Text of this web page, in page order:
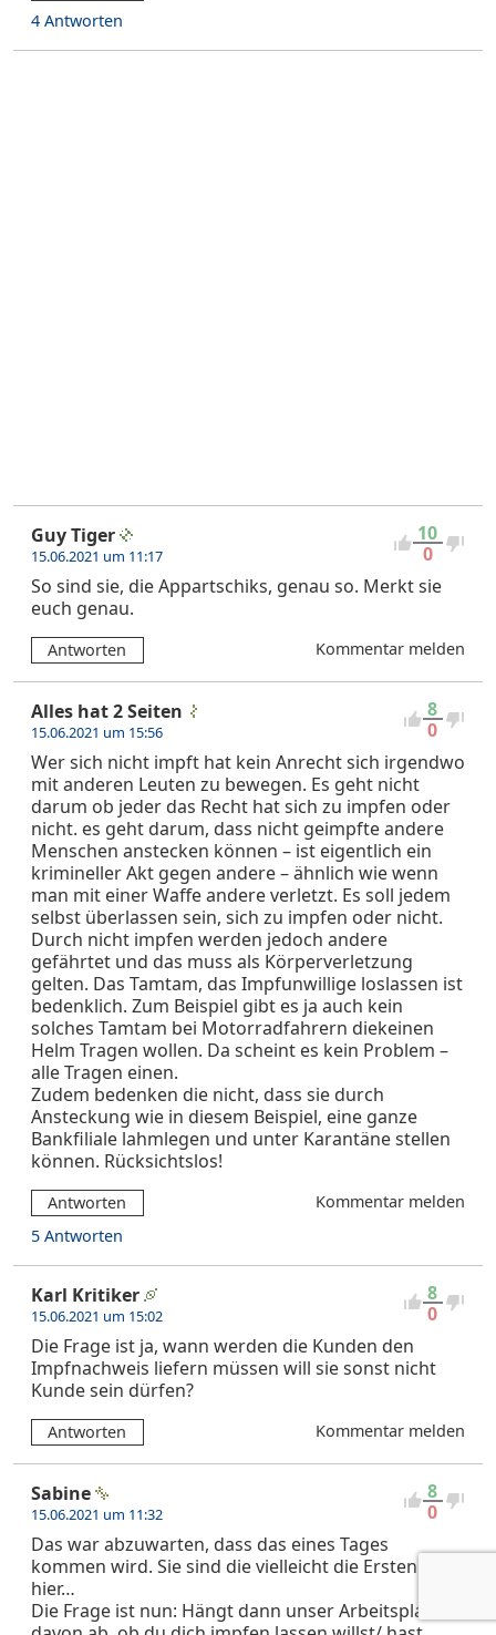
4 Antworten
10
0
Guy Tiger
15.06.2021 um 11:17
So sind sie, die Appartschiks, genau so. Merkt sie
euch genau.
Antworten Kommentar melden
8
0
Alles hat 2 Seiten
15.06.2021 um 15:56
Wer sich nicht impft hat kein Anrecht sich irgendwo
mit anderen Leuten zu bewegen. Es geht nicht
darum ob jeder das Recht hat sich zu impfen oder
nicht. es geht darum, dass nicht geimpfte andere
Menschen anstecken können – ist eigentlich ein
krimineller Akt gegen andere – ähnlich wie wenn
man mit einer Waffe andere verletzt. Es soll jedem
selbst überlassen sein, sich zu impfen oder nicht.
Durch nicht impfen werden jedoch andere
gefährtet und das muss als Körperverletzung
gelten. Das Tamtam, das Impfunwillige loslassen ist
bedenklich. Zum Beispiel gibt es ja auch kein
solches Tamtam bei Motorradfahrern diekeinen
Helm Tragen wollen. Da scheint es kein Problem –
alle Tragen einen.
Zudem bedenken die nicht, dass sie durch
Ansteckung wie in diesem Beispiel, eine ganze
Bankfiliale lahmlegen und unter Karantäne stellen
können. Rücksichtslos!
Antworten
Kommentar melden
5 Antworten
8
0
Karl Kritiker
15.06.2021 um 15:02
Die Frage ist ja, wann werden die Kunden den
Impfnachweis liefern müssen will sie sonst nicht
Kunde sein dürfen?
Antworten Kommentar melden
8
0
Sabine
15.06.2021 um 11:32
Das war abzuwarten, dass das eines Tages
kommen wird. Sie sind die vielleicht die Ersten
hier…
Die Frage ist nun: Hängt dann unser Arbeitsplatz